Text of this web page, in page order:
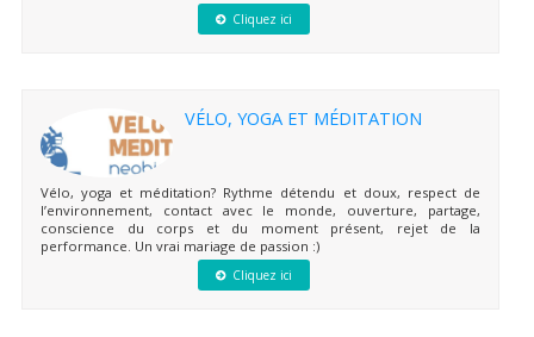
Cliquez ici
VÉLO, YOGA ET MÉDITATION
Vélo, yoga et méditation? Rythme détendu et doux, respect de
l’environnement, contact avec le monde, ouverture, partage,
conscience du corps et du moment présent, rejet de la
performance. Un vrai mariage de passion :)
Cliquez ici